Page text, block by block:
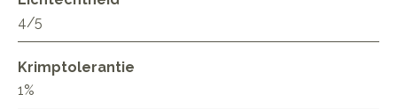
4/5
Krimptolerantie
1%